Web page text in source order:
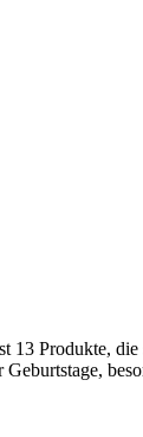
13 Produkte,